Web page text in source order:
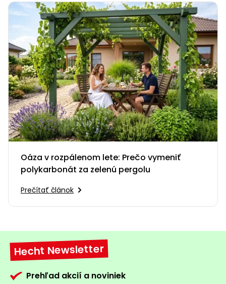
Oáza v rozpálenom lete: Prečo vymeniť
polykarbonát za zelenú pergolu
Prečítať článok
Hecht Newsletter
Prehľad akcií a noviniek